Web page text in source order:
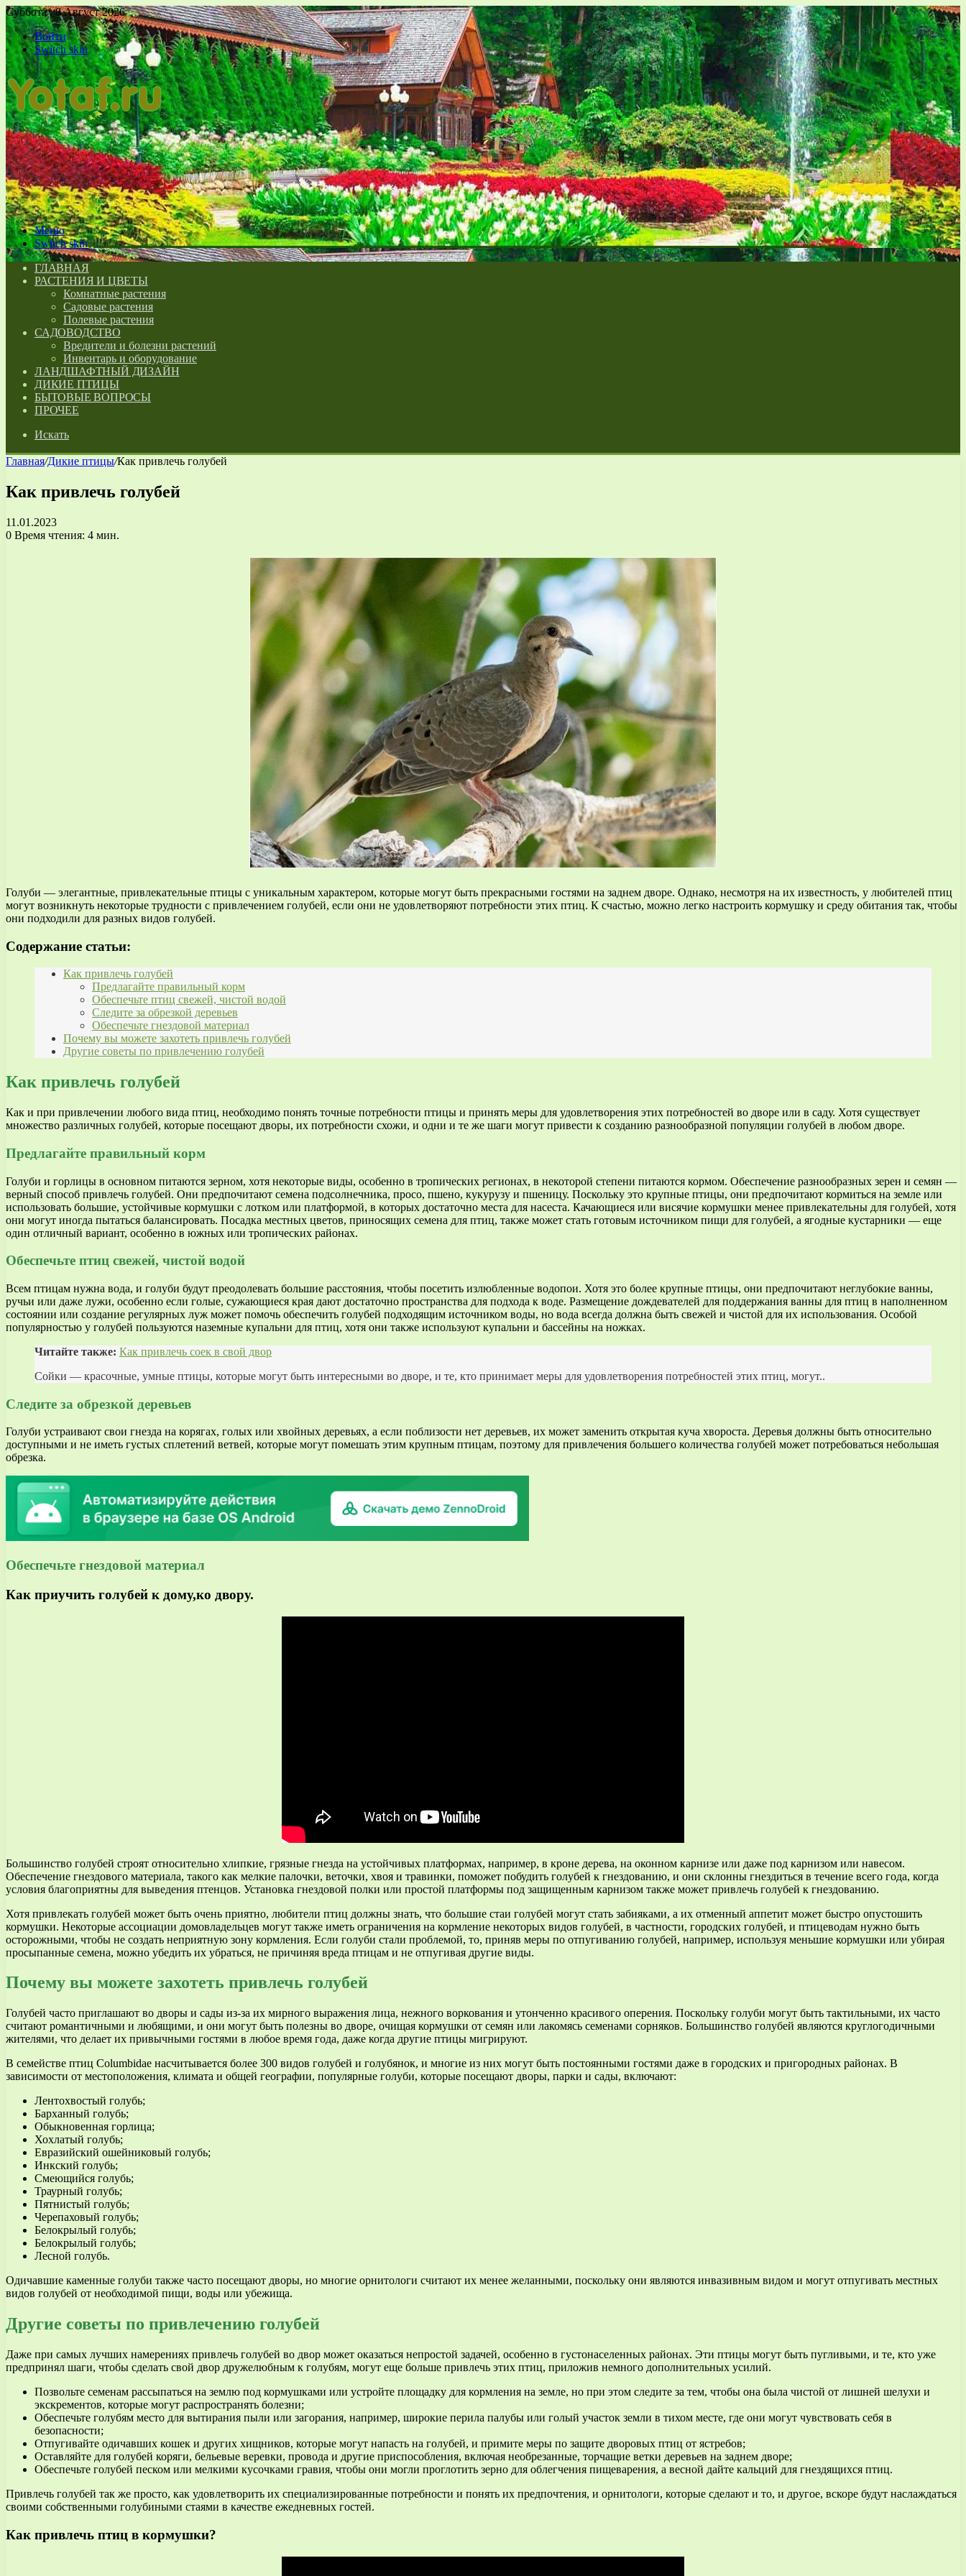
Суббота , 8 Август 2026
Войти
Switch skin
Меню
Switch skin
ГЛАВНАЯ
РАСТЕНИЯ И ЦВЕТЫ
Комнатные растения
Садовые растения
Полевые растения
САДОВОДСТВО
Вредители и болезни растений
Инвентарь и оборудование
ЛАНДШАФТНЫЙ ДИЗАЙН
ДИКИЕ ПТИЦЫ
БЫТОВЫЕ ВОПРОСЫ
ПРОЧЕЕ
Искать
Главная/Дикие птицы/Как привлечь голубей
Как привлечь голубей
11.01.2023
0 Время чтения: 4 мин.
Голуби — элегантные, привлекательные птицы с уникальным характером, которые могут быть прекрасными гостями на заднем дворе. Однако, несмотря на их известность, у любителей птиц
могут возникнуть некоторые трудности с привлечением голубей, если они не удовлетворяют потребности этих птиц. К счастью, можно легко настроить кормушку и среду обитания так, чтобы
они подходили для разных видов голубей.
Содержание статьи:
Как привлечь голубей
Предлагайте правильный корм
Обеспечьте птиц свежей, чистой водой
Следите за обрезкой деревьев
Обеспечьте гнездовой материал
Почему вы можете захотеть привлечь голубей
Другие советы по привлечению голубей
Как привлечь голубей
Как и при привлечении любого вида птиц, необходимо понять точные потребности птицы и принять меры для удовлетворения этих потребностей во дворе или в саду. Хотя существует
множество различных голубей, которые посещают дворы, их потребности схожи, и одни и те же шаги могут привести к созданию разнообразной популяции голубей в любом дворе.
Предлагайте правильный корм
Голуби и горлицы в основном питаются зерном, хотя некоторые виды, особенно в тропических регионах, в некоторой степени питаются кормом. Обеспечение разнообразных зерен и семян —
верный способ привлечь голубей. Они предпочитают семена подсолнечника, просо, пшено, кукурузу и пшеницу. Поскольку это крупные птицы, они предпочитают кормиться на земле или
использовать большие, устойчивые кормушки с лотком или платформой, в которых достаточно места для насеста. Качающиеся или висячие кормушки менее привлекательны для голубей, хотя
они могут иногда пытаться балансировать. Посадка местных цветов, приносящих семена для птиц, также может стать готовым источником пищи для голубей, а ягодные кустарники — еще
один отличный вариант, особенно в южных или тропических районах.
Обеспечьте птиц свежей, чистой водой
Всем птицам нужна вода, и голуби будут преодолевать большие расстояния, чтобы посетить излюбленные водопои. Хотя это более крупные птицы, они предпочитают неглубокие ванны,
ручьи или даже лужи, особенно если голые, сужающиеся края дают достаточно пространства для подхода к воде. Размещение дождевателей для поддержания ванны для птиц в наполненном
состоянии или создание регулярных луж может помочь обеспечить голубей подходящим источником воды, но вода всегда должна быть свежей и чистой для их использования. Особой
популярностью у голубей пользуются наземные купальни для птиц, хотя они также используют купальни и бассейны на ножках.
Читайте также: Как привлечь соек в свой двор
Сойки — красочные, умные птицы, которые могут быть интересными во дворе, и те, кто принимает меры для удовлетворения потребностей этих птиц, могут..
Следите за обрезкой деревьев
Голуби устраивают свои гнезда на корягах, голых или хвойных деревьях, а если поблизости нет деревьев, их может заменить открытая куча хвороста. Деревья должны быть относительно
доступными и не иметь густых сплетений ветвей, которые могут помешать этим крупным птицам, поэтому для привлечения большего количества голубей может потребоваться небольшая
обрезка.
Обеспечьте гнездовой материал
Как приучить голубей к дому,ко двору.
Большинство голубей строят относительно хлипкие, грязные гнезда на устойчивых платформах, например, в кроне дерева, на оконном карнизе или даже под карнизом или навесом.
Обеспечение гнездового материала, такого как мелкие палочки, веточки, хвоя и травинки, поможет побудить голубей к гнездованию, и они склонны гнездиться в течение всего года, когда
условия благоприятны для выведения птенцов. Установка гнездовой полки или простой платформы под защищенным карнизом также может привлечь голубей к гнездованию.
Хотя привлекать голубей может быть очень приятно, любители птиц должны знать, что большие стаи голубей могут стать забияками, а их отменный аппетит может быстро опустошить
кормушки. Некоторые ассоциации домовладельцев могут также иметь ограничения на кормление некоторых видов голубей, в частности, городских голубей, и птицеводам нужно быть
осторожными, чтобы не создать неприятную зону кормления. Если голуби стали проблемой, то, приняв меры по отпугиванию голубей, например, используя меньшие кормушки или убирая
просыпанные семена, можно убедить их убраться, не причиняя вреда птицам и не отпугивая другие виды.
Почему вы можете захотеть привлечь голубей
Голубей часто приглашают во дворы и сады из-за их мирного выражения лица, нежного воркования и утонченно красивого оперения. Поскольку голуби могут быть тактильными, их часто
считают романтичными и любящими, и они могут быть полезны во дворе, очищая кормушки от семян или лакомясь семенами сорняков. Большинство голубей являются круглогодичными
жителями, что делает их привычными гостями в любое время года, даже когда другие птицы мигрируют.
В семействе птиц Columbidae насчитывается более 300 видов голубей и голубянок, и многие из них могут быть постоянными гостями даже в городских и пригородных районах. В
зависимости от местоположения, климата и общей географии, популярные голуби, которые посещают дворы, парки и сады, включают:
Лентохвостый голубь;
Барханный голубь;
Обыкновенная горлица;
Хохлатый голубь;
Евразийский ошейниковый голубь;
Инкский голубь;
Смеющийся голубь;
Траурный голубь;
Пятнистый голубь;
Черепаховый голубь;
Белокрылый голубь;
Белокрылый голубь;
Лесной голубь.
Одичавшие каменные голуби также часто посещают дворы, но многие орнитологи считают их менее желанными, поскольку они являются инвазивным видом и могут отпугивать местных
видов голубей от необходимой пищи, воды или убежища.
Другие советы по привлечению голубей
Даже при самых лучших намерениях привлечь голубей во двор может оказаться непростой задачей, особенно в густонаселенных районах. Эти птицы могут быть пугливыми, и те, кто уже
предпринял шаги, чтобы сделать свой двор дружелюбным к голубям, могут еще больше привлечь этих птиц, приложив немного дополнительных усилий.
Позвольте семенам рассыпаться на землю под кормушками или устройте площадку для кормления на земле, но при этом следите за тем, чтобы она была чистой от лишней шелухи и
экскрементов, которые могут распространять болезни;
Обеспечьте голубям место для вытирания пыли или загорания, например, широкие перила палубы или голый участок земли в тихом месте, где они могут чувствовать себя в
безопасности;
Отпугивайте одичавших кошек и других хищников, которые могут напасть на голубей, и примите меры по защите дворовых птиц от ястребов;
Оставляйте для голубей коряги, бельевые веревки, провода и другие приспособления, включая необрезанные, торчащие ветки деревьев на заднем дворе;
Обеспечьте голубей песком или мелкими кусочками гравия, чтобы они могли проглотить зерно для облегчения пищеварения, а весной дайте кальций для гнездящихся птиц.
Привлечь голубей так же просто, как удовлетворить их специализированные потребности и понять их предпочтения, и орнитологи, которые сделают и то, и другое, вскоре будут наслаждаться
своими собственными голубиными стаями в качестве ежедневных гостей.
Как привлечь птиц в кормушки?